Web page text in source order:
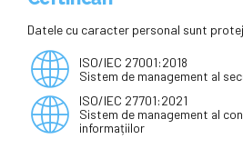
Datele cu caracter personal sunt
ISO/IEC 27001:2018
Sistem de management al
ISO/IEC 27701:2021
Sistem de management al
informațiilor